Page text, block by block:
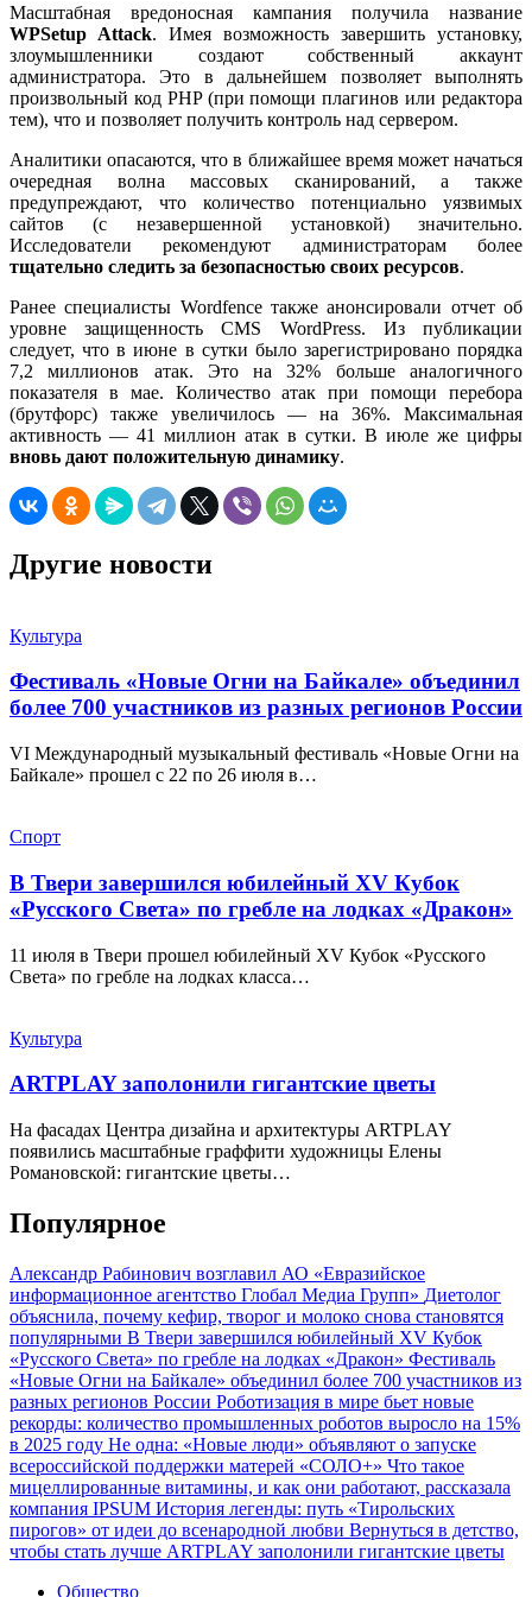
Масштабная вредоносная кампания получила название
WPSetup Attack. Имея возможность завершить установку,
злоумышленники создают собственный аккаунт
администратора. Это в дальнейшем позволяет выполнять
произвольный код PHP (при помощи плагинов или редактора
тем), что и позволяет получить контроль над сервером.
Аналитики опасаются, что в ближайшее время может начаться
очередная волна массовых сканирований, а также
предупреждают, что количество потенциально уязвимых
сайтов (с незавершенной установкой) значительно.
Исследователи рекомендуют администраторам более
тщательно следить за безопасностью своих ресурсов.
Ранее специалисты Wordfence также анонсировали отчет об
уровне защищенность CMS WordPress. Из публикации
следует, что в июне в сутки было зарегистрировано порядка
7,2 миллионов атак. Это на 32% больше аналогичного
показателя в мае. Количество атак при помощи перебора
(брутфорс) также увеличилось — на 36%. Максимальная
активность — 41 миллион атак в сутки. В июле же цифры
вновь дают положительную динамику.
Другие новости
Культура
Фестиваль «Новые Огни на Байкале» объединил
более 700 участников из разных регионов России
VI Международный музыкальный фестиваль «Новые Огни на
Байкале» прошел с 22 по 26 июля в…
Спорт
В Твери завершился юбилейный XV Кубок
«Русского Света» по гребле на лодках «Дракон»
11 июля в Твери прошел юбилейный XV Кубок «Русского
Света» по гребле на лодках класса…
Культура
ARTPLAY заполонили гигантские цветы
На фасадах Центра дизайна и архитектуры ARTPLAY
появились масштабные граффити художницы Елены
Романовской: гигантские цветы…
Популярное
Александр Рабинович возглавил АО «Евразийское
информационное агентство Глобал Медиа Групп» Диетолог
объяснила, почему кефир, творог и молоко снова становятся
популярными В Твери завершился юбилейный XV Кубок
«Русского Света» по гребле на лодках «Дракон» Фестиваль
«Новые Огни на Байкале» объединил более 700 участников из
разных регионов России Роботизация в мире бьет новые
рекорды: количество промышленных роботов выросло на 15%
в 2025 году Не одна: «Новые люди» объявляют о запуске
всероссийской поддержки матерей «СОЛО+» Что такое
мицеллированные витамины, и как они работают, рассказала
компания IPSUM История легенды: путь «Тирольских
пирогов» от идеи до всенародной любви Вернуться в детство,
чтобы стать лучше ARTPLAY заполонили гигантские цветы
Общество